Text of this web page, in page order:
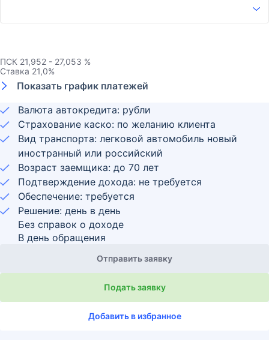
Добавить в избранное
Валюта автокредита: рубли
Страхование каско: по желанию клиента
Вид транспорта: легковой автомобиль новый
иностранный или российский
Возраст заемщика: до 70 лет
Подтверждение дохода: не требуется
Обеспечение: требуется
Решение: день в день
Без справок о доходе
В день обращения
Отправить заявку
Подать заявку
ПСК 21,952 - 27,053 %
Ставка 21,0%
Показать график платежей